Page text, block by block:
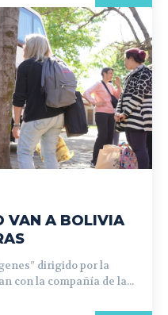
VAN A BOLIVIA
dirigido por la
con la compañía de la...